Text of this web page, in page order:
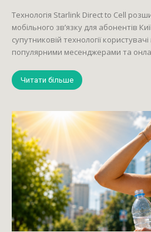
Технологія Starlink Direct to Cell
мобільного зв’язку для абонентів
супутниковій технології
популярними месенджерами та
Читати більше